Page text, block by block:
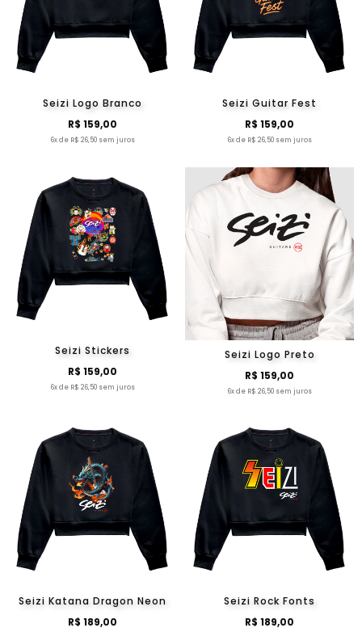
Seizi Logo Branco
R$ 159,00
6x de R$ 26,50 sem juros
Seizi Guitar Fest
R$ 159,00
6x de R$ 26,50 sem juros
Seizi Stickers
R$ 159,00
6x de R$ 26,50 sem juros
Seizi Logo Preto
R$ 159,00
6x de R$ 26,50 sem juros
Seizi Katana Dragon Neon
R$ 189,00
Seizi Rock Fonts
R$ 189,00